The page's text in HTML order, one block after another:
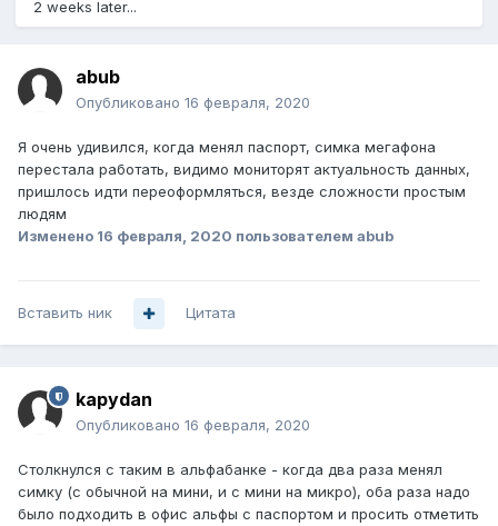
2 weeks later...
abub
Опубликовано 16 февраля, 2020
Я очень удивился, когда менял паспорт, симка мегафона
перестала работать, видимо мониторят актуальность данных,
пришлось идти переоформляться, везде сложности простым
людям
Изменено 16 февраля, 2020 пользователем abub
Вставить ник Цитата
kapydan
Опубликовано 16 февраля, 2020
Столкнулся с таким в альфабанке - когда два раза менял
симку (с обычной на мини, и с мини на микро), оба раза надо
было подходить в офис альфы с паспортом и просить отметить